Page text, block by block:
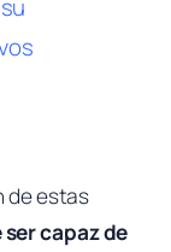
de estas
capaz de